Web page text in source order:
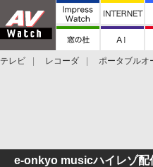
テレビ レコーダ ポータブルオ
e-onkyo musicハイレゾ配